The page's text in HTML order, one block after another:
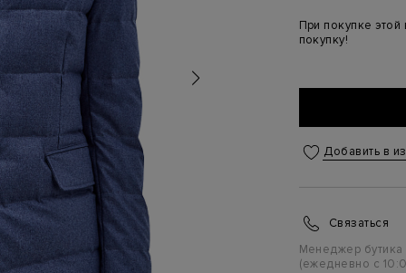
При покупке
покупку!
Добавить в
Связаться
Менеджер
(ежедневно с